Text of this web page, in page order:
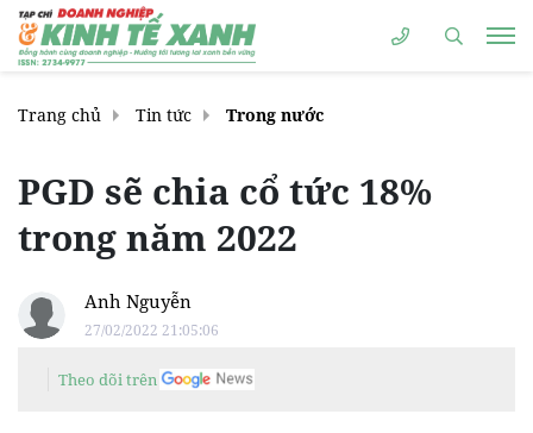
Trang chủ Tin tức Trong nước
PGD sẽ chia cổ tức 18%
trong năm 2022
Anh Nguyễn
27/02/2022 21:05:06
Theo dõi trên